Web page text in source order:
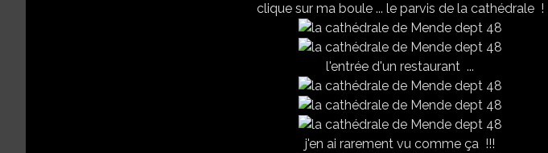
clique sur ma boule ... le parvis de la cathédrale !
l'entrée d'un restaurant ...
j'en ai rarement vu comme ça !!!